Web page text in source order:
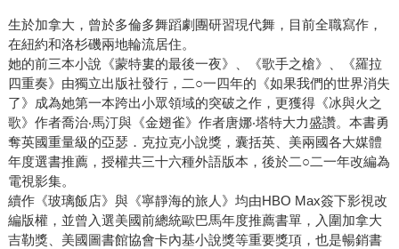
生於加拿大，曾於多倫多舞蹈劇團研習現代舞，目前全職寫作，
在紐約和洛杉磯兩地輪流居住。
她的前三本小說《蒙特婁的最後一夜》、《歌手之槍》、《羅拉
四重奏》由獨立出版社發行，二○一四年的《如果我們的世界消失
了》成為她第一本跨出小眾領域的突破之作，更獲得《冰與火之
歌》作者喬治‧馬汀與《金翅雀》作者唐娜‧塔特大力盛讚。本書勇
奪英國重量級的亞瑟．克拉克小說獎，囊括英、美兩國各大媒體
年度選書推薦，授權共三十六種外語版本，後於二○二一年改編為
電視影集。
續作《玻璃飯店》與《寧靜海的旅人》均由HBO Max簽下影視改
編版權，並曾入選美國前總統歐巴馬年度推薦書單，入圍加拿大
吉勒獎、美國圖書館協會卡內基小說獎等重要獎項，也是暢銷書